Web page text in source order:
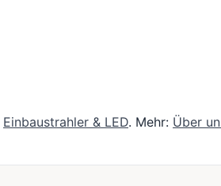
Einbaustrahler & LED. Mehr: Über